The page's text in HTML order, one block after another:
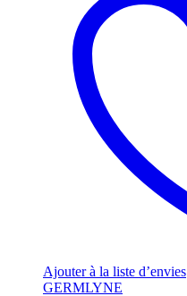
Ajouter à la liste d’envies
GERMLYNE